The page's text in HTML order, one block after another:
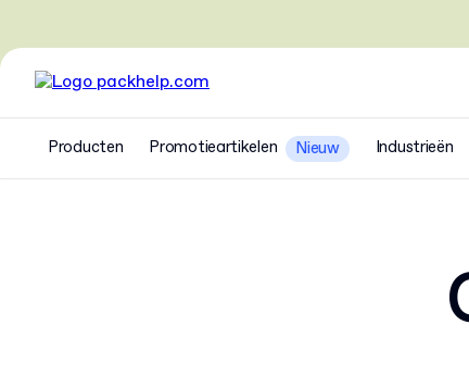
Producten Promotieartikelen Nieuw Industrieën